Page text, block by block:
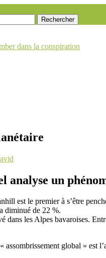
dans la conspiration
analyse un
est le premier à s’être
diminué de 22 %.
dans les Alpes bavaroises.
assombrissement global » est